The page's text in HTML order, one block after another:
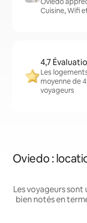
Cuisine, Wifi
4,7
Les
moyenne de
voyageurs
Oviedo :
Les voyageurs
bien notés en